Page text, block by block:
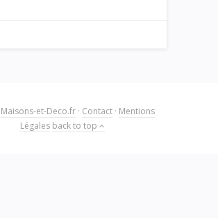
Maisons-et-Deco.fr · Contact · Mentions
Légales back to top